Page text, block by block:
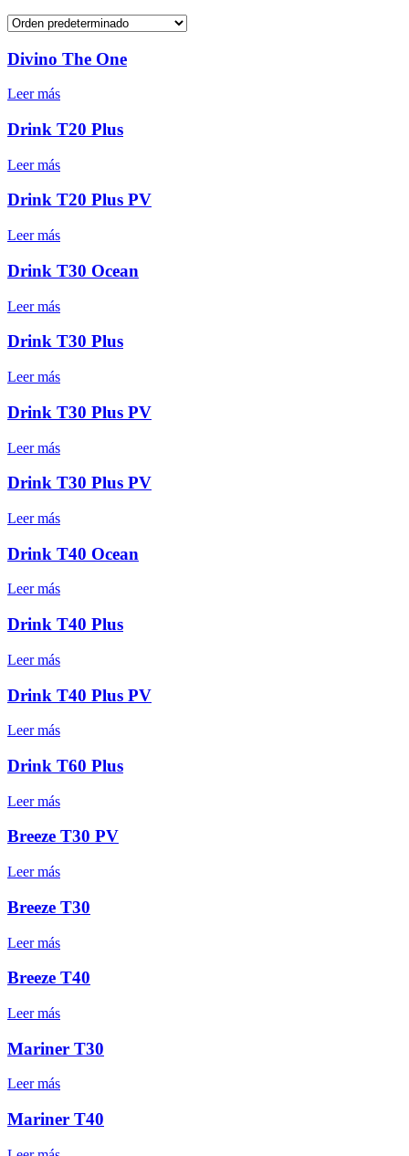
Divino The One
Leer más
Drink T20 Plus
Leer más
Drink T20 Plus PV
Leer más
Drink T30 Ocean
Leer más
Drink T30 Plus
Leer más
Drink T30 Plus PV
Leer más
Drink T30 Plus PV
Leer más
Drink T40 Ocean
Leer más
Drink T40 Plus
Leer más
Drink T40 Plus PV
Leer más
Drink T60 Plus
Leer más
Breeze T30 PV
Leer más
Breeze T30
Leer más
Breeze T40
Leer más
Mariner T30
Leer más
Mariner T40